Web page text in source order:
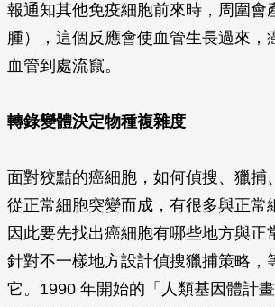
報通知其他免疫細胞前來時，周圍會
腫），這個反應會使血管生長過來，
血管到處流竄。
轉錄變體決定物種複雜度
面對狡黠的癌細胞，如何偵搜、獵捕
從正常細胞突變而成，有很多與正常
因此要先找出癌細胞有哪些地方與正
針對不一樣地方設計偵搜獵捕策略，
它。1990 年開始的「人類基因體計